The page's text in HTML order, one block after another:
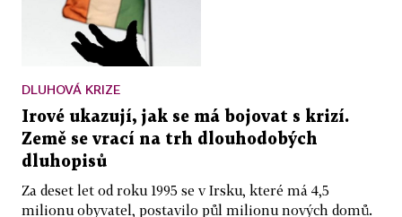
DLUHOVÁ KRIZE
Irové ukazují, jak se má bojovat s krizí.
Země se vrací na trh dlouhodobých
dluhopisů
Za deset let od roku 1995 se v Irsku, které má 4,5
milionu obyvatel, postavilo půl milionu nových domů.